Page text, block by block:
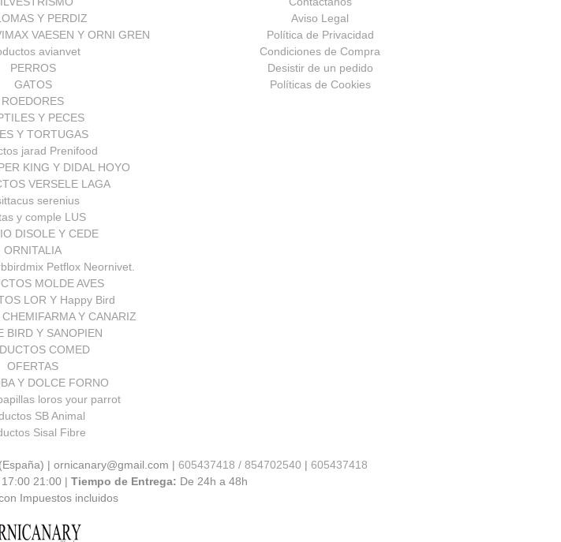
Y PERDIZ
VAESEN Y ORNI GREN
avianvet
PERROS
GATOS
ROEDORES
Y PECES
Y TORTUGAS
jarad Prenifood
KING Y DIDAL HOYO
VERSELE LAGA
serenius
y comple LUS
DISOLE Y CEDE
ORNITALIA
Petflox Neornivet.
MOLDE AVES
LOR Y Happy Bird
Y CANARIZ
BIRD Y SANOPIEN
COMED
OFERTAS
Y DOLCE FORNO
loros your parrot
SB Animal
Sisal Fibre
Aviso Legal
Política de Privacidad
Condiciones de Compra
Desistir de un pedido
Políticas de Cookies
| ornicanary@gmail.com |605437418 / 854702540 |605437418
17:00 21:00 |Tiempo de Entrega: De 24h a 48h
Impuestos incluidos